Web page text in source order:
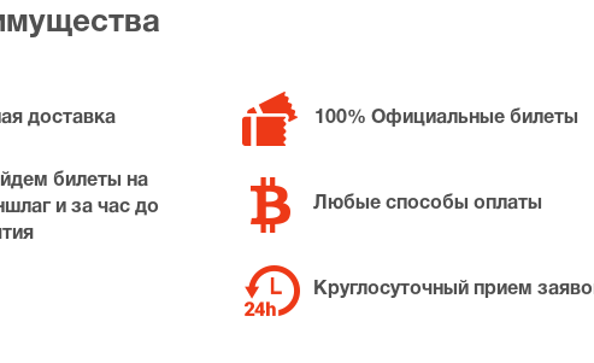
большой выбор билетов в разные категории зрительного
билеты на Алексей Мельников (фортепиано), позвоните нам
Вам лучшие места по доступной цене.
доставка 100% Официальные билеты
билеты на
и за час до
Любые способы оплаты
Круглосуточный прием